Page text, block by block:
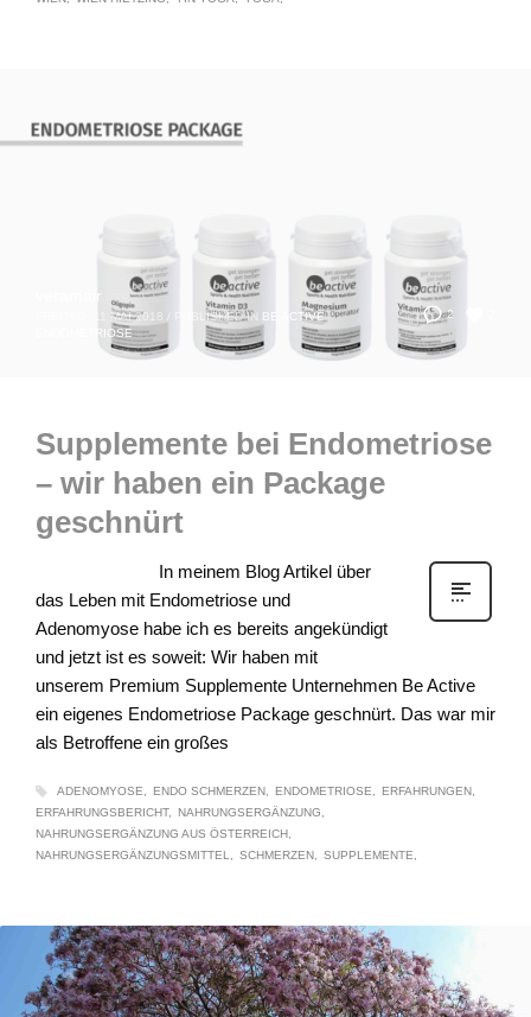
2
veramair
FREITAG, 11 MAI 2018 PUBLISHED IN BE ACTIVE,
ENDOMETRIOSE
Supplemente bei Endometriose
– wir haben ein Package
geschnürt
In meinem Blog Artikel über
das Leben mit Endometriose und
Adenomyose habe ich es bereits angekündigt
und jetzt ist es soweit: Wir haben mit
unserem Premium Supplemente Unternehmen Be Active
ein eigenes Endometriose Package geschnürt. Das war mir
als Betroffene ein großes
ADENOMYOSE ENDO SCHMERZEN ENDOMETRIOSE
ERFAHRUNGEN
ERFAHRUNGSBERICHT
NAHRUNGSERGÄNZUNG
NAHRUNGSERGÄNZUNG AUS ÖSTERREICH
NAHRUNGSERGÄNZUNGSMITTEL
SCHMERZEN SUPPLEMENTE